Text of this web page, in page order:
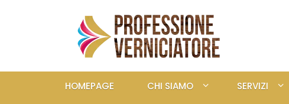
HOMEPAGE CHI SIAMO SERVIZI